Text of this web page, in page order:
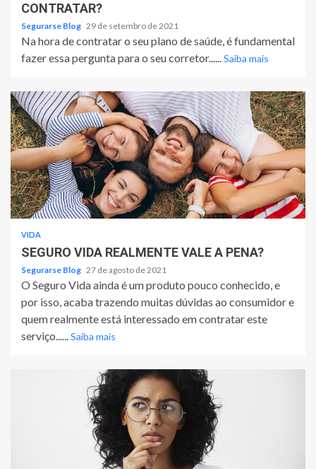
CONTRATAR?
Segurarse Blog 29 de setembro de 2021
Na hora de contratar o seu plano de saúde, é fundamental
fazer essa pergunta para o seu corretor......Saiba mais
VIDA
SEGURO VIDA REALMENTE VALE A PENA?
Segurarse Blog 27 de agosto de 2021
O Seguro Vida ainda é um produto pouco conhecido, e
por isso, acaba trazendo muitas dúvidas ao consumidor e
quem realmente está interessado em contratar este
serviço......Saiba mais